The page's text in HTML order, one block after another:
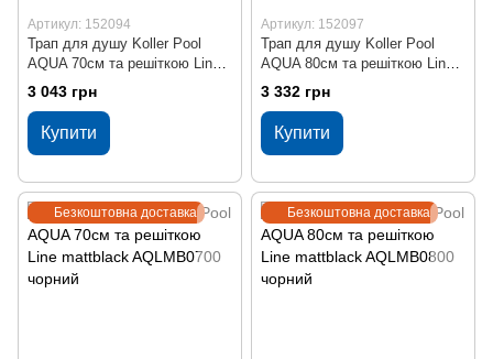
Артикул: 152094
Трап для душу Koller Pool
AQUA 70cм та решіткою Line
AQL0700
3 043 грн
Купити
Артикул: 152097
Трап для душу Koller Pool
AQUA 80cм та решіткою Line
AQL0800
3 332 грн
Купити
Безкоштовна доставка Безкоштовна доставка